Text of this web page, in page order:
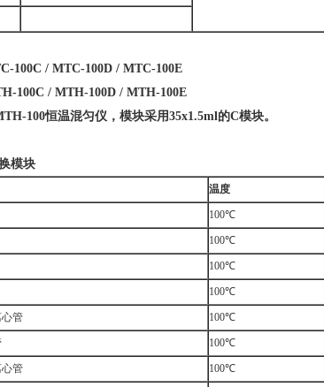
100C / MTC-100D / MTC-100E
100C / MTH-100D / MTH-100E
100恒温混匀仪，模块采用35x1.5ml的C模块。
模块
温度
100℃
100℃
100℃
100℃
心管 100℃
100℃
心管 100℃